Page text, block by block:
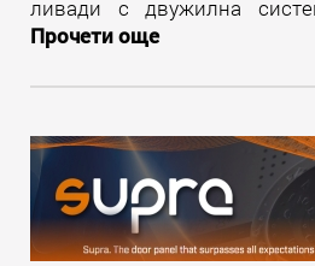
ливади с двужилна
Прочети още